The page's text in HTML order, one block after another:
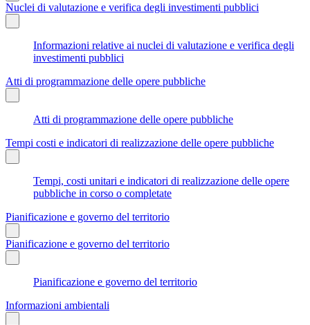
Nuclei di valutazione e verifica degli investimenti pubblici
Informazioni relative ai nuclei di valutazione e verifica degli
investimenti pubblici
Atti di programmazione delle opere pubbliche
Atti di programmazione delle opere pubbliche
Tempi costi e indicatori di realizzazione delle opere pubbliche
Tempi, costi unitari e indicatori di realizzazione delle opere
pubbliche in corso o completate
Pianificazione e governo del territorio
Pianificazione e governo del territorio
Pianificazione e governo del territorio
Informazioni ambientali